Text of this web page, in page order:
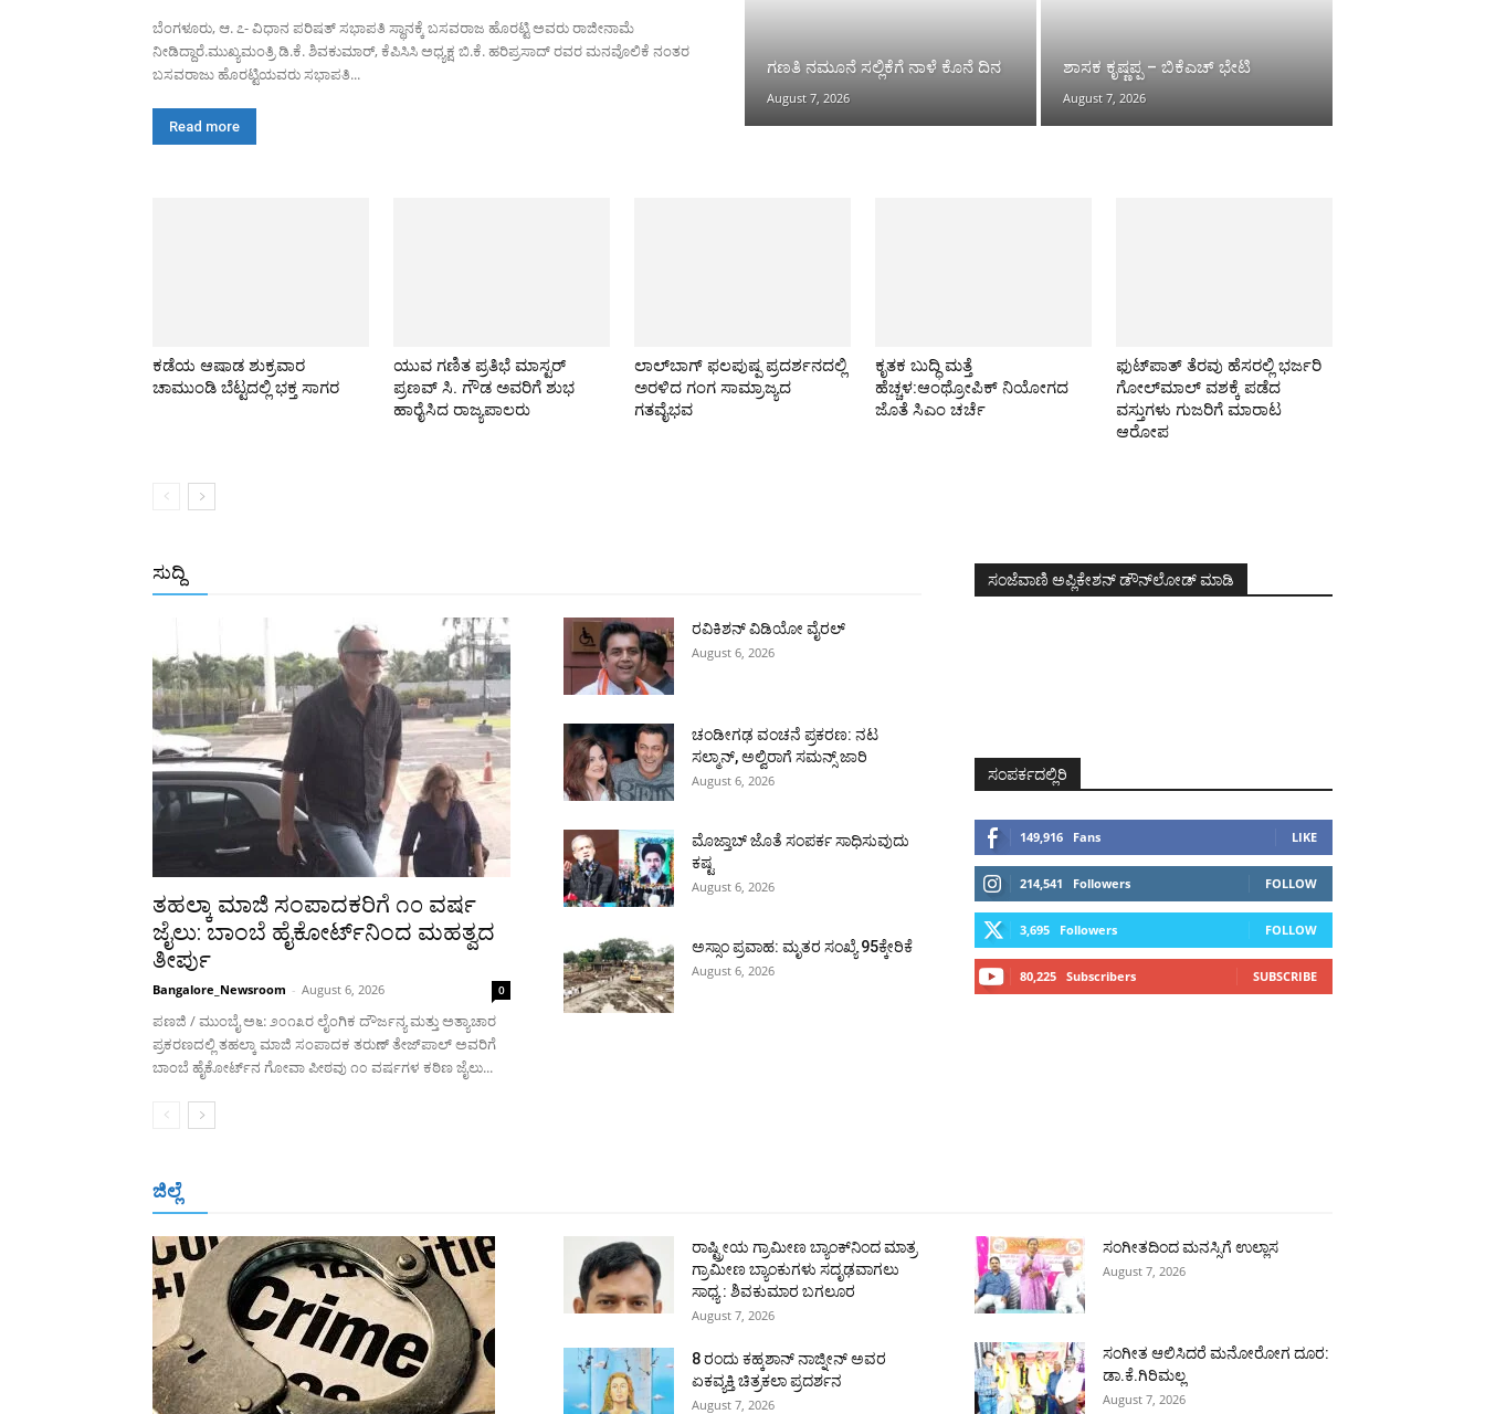
ಬೆಂಗಳೂರು, ಆ. ೭- ವಿಧಾನ ಪರಿಷತ್ ಸಭಾಪತಿ ಸ್ಥಾನಕ್ಕೆ ಬಸವರಾಜ ಹೊರಟ್ಟಿ ಅವರು ರಾಜೀನಾಮೆ
ನೀಡಿದ್ದಾರೆ.ಮುಖ್ಯಮಂತ್ರಿ ಡಿ.ಕೆ. ಶಿವಕುಮಾರ್, ಕೆಪಿಸಿಸಿ ಅಧ್ಯಕ್ಷ ಬಿ.ಕೆ. ಹರಿಪ್ರಸಾದ್ ರವರ ಮನವೊಲಿಕೆ ನಂತರ
ಬಸವರಾಜು ಹೊರಟ್ಟಿಯವರು ಸಭಾಪತಿ...
Read more
ಗಣತಿ ನಮೂನೆ ಸಲ್ಲಿಕೆಗೆ ನಾಳೆ ಕೊನೆ ದಿನ
August 7, 2026
ಶಾಸಕ ಕೃಷ್ಣಪ್ಪ – ಬಿಕೆಎಚ್ ಭೇಟಿ
August 7, 2026
ಕಡೆಯ ಆಷಾಡ ಶುಕ್ರವಾರ
ಚಾಮುಂಡಿ ಬೆಟ್ಟದಲ್ಲಿ ಭಕ್ತ ಸಾಗರ
ಯುವ ಗಣಿತ ಪ್ರತಿಭೆ ಮಾಸ್ಟರ್
ಪ್ರಣವ್ ಸಿ. ಗೌಡ ಅವರಿಗೆ ಶುಭ
ಹಾರೈಸಿದ ರಾಜ್ಯಪಾಲರು
ಲಾಲ್‌ಬಾಗ್ ಫಲಪುಷ್ಪ ಪ್ರದರ್ಶನದಲ್ಲಿ
ಅರಳಿದ ಗಂಗ ಸಾಮ್ರಾಜ್ಯದ
ಗತವೈಭವ
ಕೃತಕ ಬುದ್ಧಿ ಮತ್ತೆ
ಹೆಚ್ಚಳ:ಆಂಥ್ರೋಪಿಕ್ ನಿಯೋಗದ
ಜೊತೆ ಸಿಎಂ ಚರ್ಚೆ
ಫುಟ್‌ಪಾತ್ ತೆರವು ಹೆಸರಲ್ಲಿ ಭರ್ಜರಿ
ಗೋಲ್‌ಮಾಲ್ ವಶಕ್ಕೆ ಪಡೆದ
ವಸ್ತುಗಳು ಗುಜರಿಗೆ ಮಾರಾಟ
ಆರೋಪ
ಸುದ್ದಿ
ತಹಲ್ಕಾ ಮಾಜಿ ಸಂಪಾದಕರಿಗೆ ೧೦ ವರ್ಷ
ಜೈಲು: ಬಾಂಬೆ ಹೈಕೋರ್ಟ್‌ನಿಂದ ಮಹತ್ವದ
ತೀರ್ಪು
Bangalore_Newsroom - August 6, 2026 0
ಪಣಜಿ / ಮುಂಬೈ ಅ೬: ೨೦೧೩ರ ಲೈಂಗಿಕ ದೌರ್ಜನ್ಯ ಮತ್ತು ಅತ್ಯಾಚಾರ
ಪ್ರಕರಣದಲ್ಲಿ ತಹಲ್ಕಾ ಮಾಜಿ ಸಂಪಾದಕ ತರುಣ್ ತೇಜ್‌ಪಾಲ್ ಅವರಿಗೆ
ಬಾಂಬೆ ಹೈಕೋರ್ಟ್‌ನ ಗೋವಾ ಪೀಠವು ೧೦ ವರ್ಷಗಳ ಕಠಿಣ ಜೈಲು...
ರವಿಕಿಶನ್ ವಿಡಿಯೋ ವೈರಲ್
August 6, 2026
ಚಂಡೀಗಢ ವಂಚನೆ ಪ್ರಕರಣ: ನಟ
ಸಲ್ಮಾನ್, ಅಲ್ವಿರಾಗೆ ಸಮನ್ಸ್ ಜಾರಿ
August 6, 2026
ಮೊಜ್ತಾಬ್ ಜೊತೆ ಸಂಪರ್ಕ ಸಾಧಿಸುವುದು
ಕಷ್ಟ
August 6, 2026
ಅಸ್ಸಾಂ ಪ್ರವಾಹ: ಮೃತರ ಸಂಖ್ಯೆ 95ಕ್ಕೇರಿಕೆ
August 6, 2026
ಸಂಜೆವಾಣಿ ಅಪ್ಲಿಕೇಶನ್ ಡೌನ್‌ಲೋಡ್ ಮಾಡಿ
ಸಂಪರ್ಕದಲ್ಲಿರಿ
149,916 Fans LIKE
214,541 Followers FOLLOW
3,695 Followers FOLLOW
80,225 Subscribers SUBSCRIBE
ಜಿಲ್ಲೆ
ರಾಷ್ಟ್ರೀಯ ಗ್ರಾಮೀಣ ಬ್ಯಾಂಕ್‍ನಿಂದ ಮಾತ್ರ
ಗ್ರಾಮೀಣ ಬ್ಯಾಂಕುಗಳು ಸದೃಢವಾಗಲು
ಸಾಧ್ಯ : ಶಿವಕುಮಾರ ಬಗಲೂರ
August 7, 2026
8 ರಂದು ಕಹ್ಕಶಾನ್ ನಾಜ್ನೀನ್ ಅವರ
ಏಕವ್ಯಕ್ತಿ ಚಿತ್ರಕಲಾ ಪ್ರದರ್ಶನ
August 7, 2026
ಸಂಗೀತದಿಂದ ಮನಸ್ಸಿಗೆ ಉಲ್ಲಾಸ
August 7, 2026
ಸಂಗೀತ ಆಲಿಸಿದರೆ ಮನೋರೋಗ ದೂರ:
ಡಾ.ಕೆ.ಗಿರಿಮಲ್ಲ
August 7, 2026